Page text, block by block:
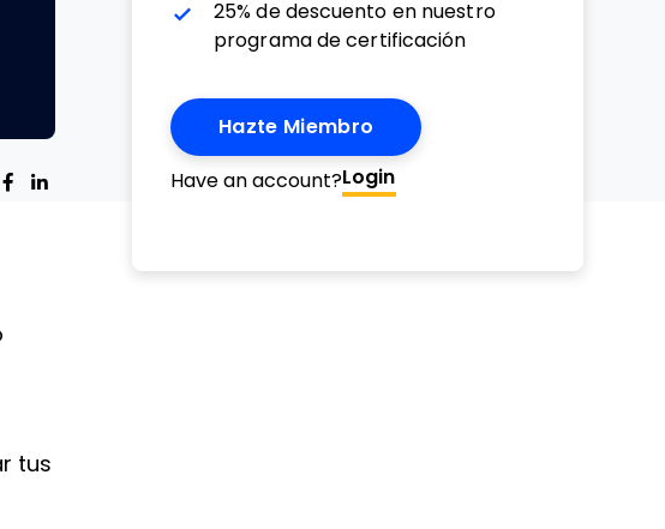
through Email
page
on Pinterest
Share on Twitter
Share on Facebook
Share on LinkedIn
tus
25% de descuento en nuestro
programa de certificación
Hazte Miembro
Have an account?Login